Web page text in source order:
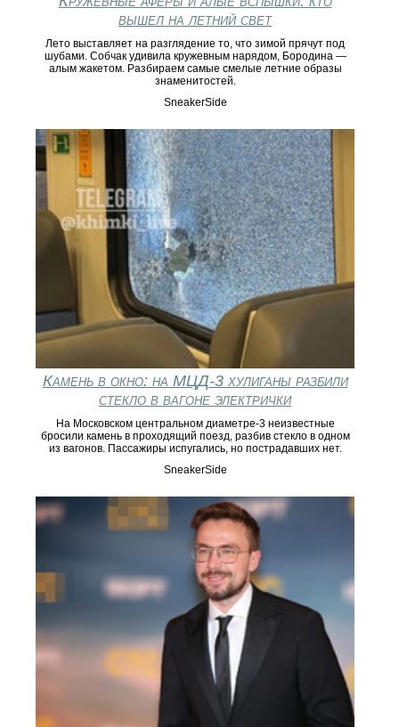
вышел на летний свет
Лето выставляет на разглядение то, что зимой прячут под
шубами. Собчак удивила кружевным нарядом, Бородина —
алым жакетом. Разбираем самые смелые летние образы
знаменитостей.
SneakerSide
Камень в окно: на МЦД-3 хулиганы разбили
стекло в вагоне электрички
На Московском центральном диаметре-3 неизвестные
бросили камень в проходящий поезд, разбив стекло в одном
из вагонов. Пассажиры испугались, но пострадавших нет.
SneakerSide